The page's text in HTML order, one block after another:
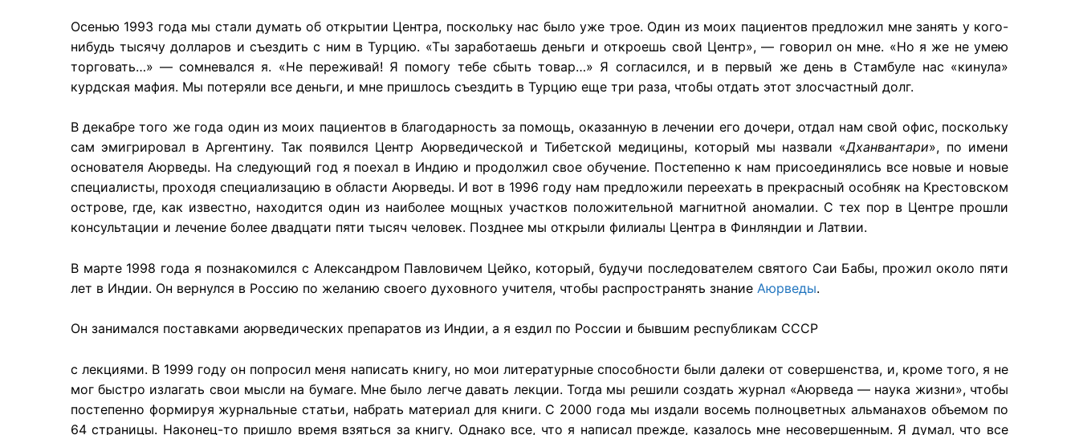
Осенью 1993 года мы стали думать об открытии Центра, поскольку нас было уже трое. Один из моих пациентов предложил мне занять у кого-
нибудь тысячу долларов и съездить с ним в Турцию. «Ты заработаешь деньги и откроешь свой Центр», — говорил он мне. «Но я же не умею
торговать…» — сомневался я. «Не переживай! Я помогу тебе сбыть товар…» Я согласился, и в первый же день в Стамбуле нас «кинула»
курдская мафия. Мы потеряли все деньги, и мне пришлось съездить в Турцию еще три раза, чтобы отдать этот злосчастный долг.
В декабре того же года один из моих пациентов в благодарность за помощь, оказанную в лечении его дочери, отдал нам свой офис, поскольку
сам эмигрировал в Аргентину. Так появился Центр Аюрведической и Тибетской медицины, который мы назвали «Дханвантари», по имени
основателя Аюрведы. На следующий год я поехал в Индию и продолжил свое обучение. Постепенно к нам присоединялись все новые и новые
специалисты, проходя специализацию в области Аюрведы. И вот в 1996 году нам предложили переехать в прекрасный особняк на Крестовском
острове, где, как известно, находится один из наиболее мощных участков положительной магнитной аномалии. С тех пор в Центре прошли
консультации и лечение более двадцати пяти тысяч человек. Позднее мы открыли филиалы Центра в Финляндии и Латвии.
В марте 1998 года я познакомился с Александром Павловичем Цейко, который, будучи последователем святого Саи Бабы, прожил около пяти
лет в Индии. Он вернулся в Россию по желанию своего духовного учителя, чтобы распространять знание Аюрведы.
Он занимался поставками аюрведических препаратов из Индии, а я ездил по России и бывшим республикам СССР
с лекциями. В 1999 году он попросил меня написать книгу, но мои литературные способности были далеки от совершенства, и, кроме того, я не
мог быстро излагать свои мысли на бумаге. Мне было легче давать лекции. Тогда мы решили создать журнал «Аюрведа — наука жизни», чтобы
постепенно формируя журнальные статьи, набрать материал для книги. С 2000 года мы издали восемь полноцветных альманахов объемом по
64 страницы. Наконец-то пришло время взяться за книгу. Однако все, что я написал прежде, казалось мне несовершенным. Я думал, что все